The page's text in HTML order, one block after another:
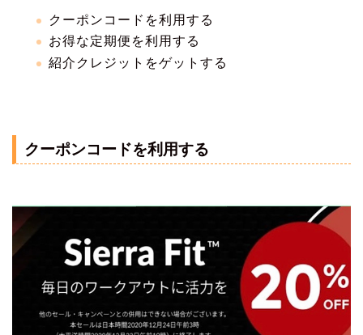
クーポンコードを利用する
お得な定期便を利用する
紹介クレジットをゲットする
クーポンコードを利用する